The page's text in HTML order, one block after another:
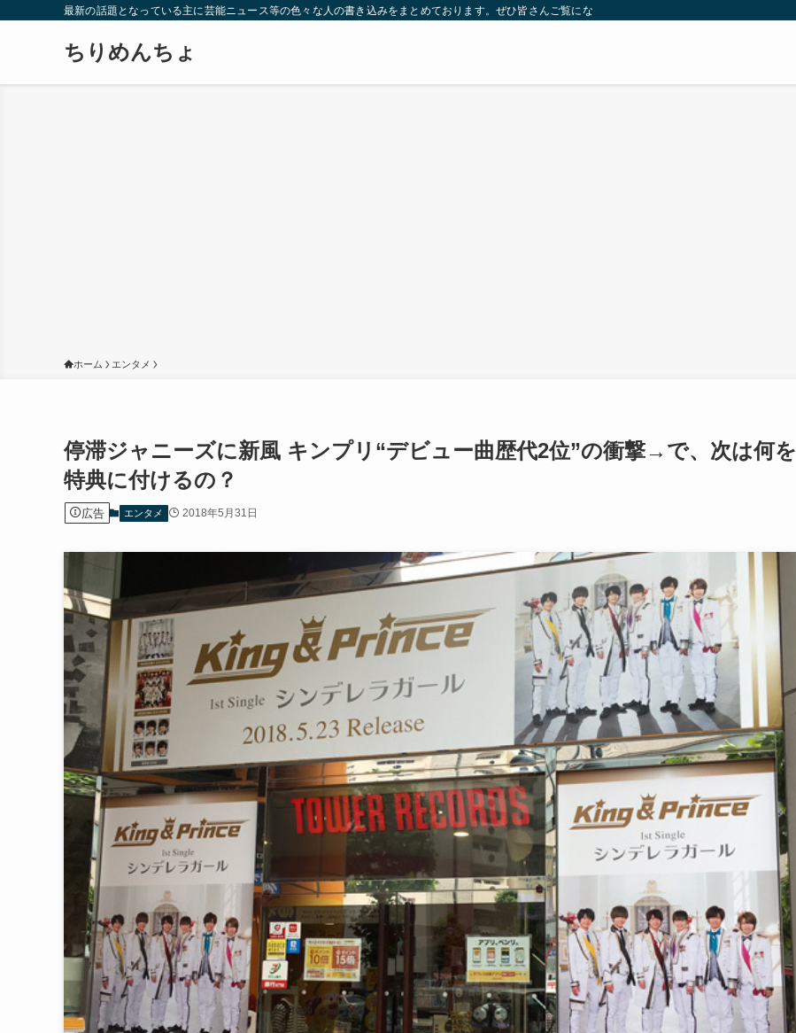
最新の話題となっている主に芸能ニュース等の色々な人の書き込みをまとめております。ぜひ皆さんご覧になっていってください。
ちりめんちょ
ホーム エンタメ
停滞ジャニーズに新風 キンプリ“デビュー曲歴代2位”の衝撃→で、次は何を
特典に付けるの？
広告 エンタメ 2018年5月31日